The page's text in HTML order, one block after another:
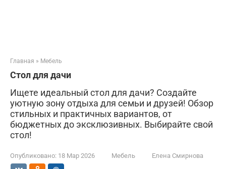
Главная » Мебель
Стол для дачи
Ищете идеальный стол для дачи? Создайте
уютную зону отдыха для семьи и друзей! Обзор
стильных и практичных вариантов, от
бюджетных до эксклюзивных. Выбирайте свой
стол!
Опубликовано: 18 Мар 2026 Мебель Елена Смирнова